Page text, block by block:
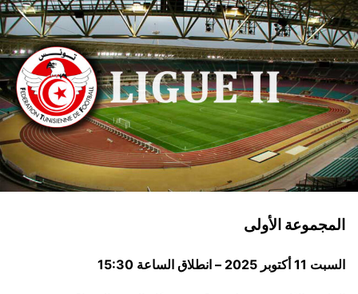
المجموعة الأولى
السبت 11 أكتوبر 2025 – انطلاق الساعة 15:30